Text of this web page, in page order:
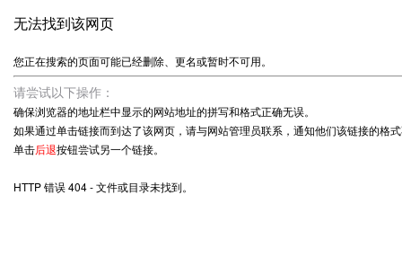
无法找到该网页
您正在搜索的页面可能已经删除、更名或暂时不可用。
请尝试以下操作：
确保浏览器的地址栏中显示的网站地址的拼写和格式正确无误。
如果通过单击链接而到达了该网页，请与网站管理员联系，通知他们该链接的格
单击后退按钮尝试另一个链接。
HTTP 错误 404 - 文件或目录未找到。